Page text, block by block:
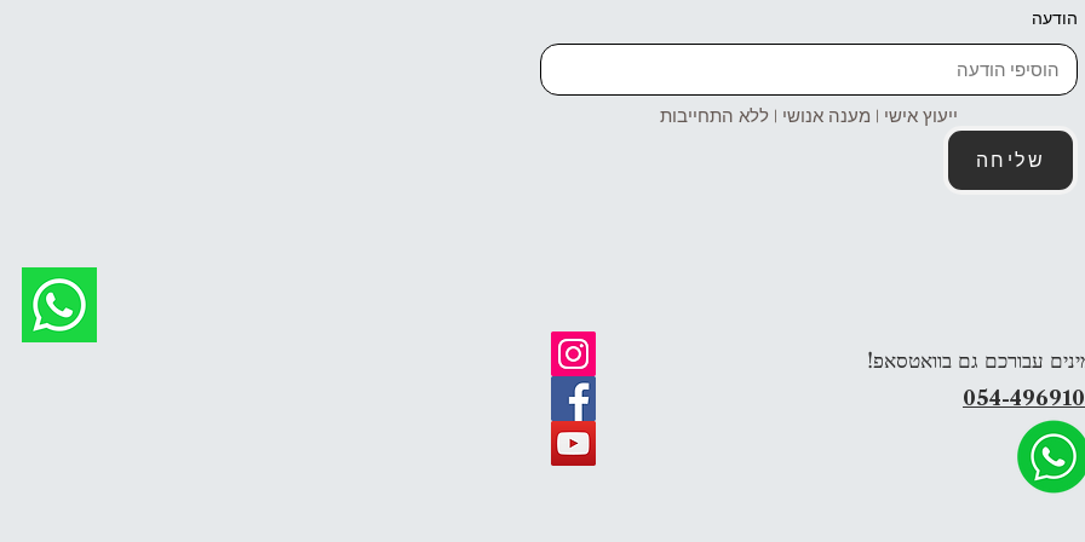
הודעה
ייעוץ אישי | מענה אנושי | ללא התחייבות
שליחה
עבורכם גם בוואטסאפ!
054-